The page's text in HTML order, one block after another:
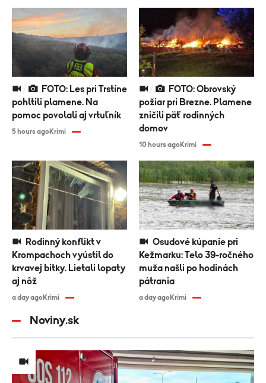
pohltili plamene. Na
pomoc povolali aj vrtuľník
5 hours agoKrimi
požiar pri Brezne. Plamene
zničili päť rodinných
domov
10 hours agoKrimi
Krompachoch vyústil do
krvavej bitky. Lietali lopaty
aj nôž
a day agoKrimi
Kežmarku: Telo 39-ročného
muža našli po hodinách
pátrania
a day agoKrimi
Noviny.sk